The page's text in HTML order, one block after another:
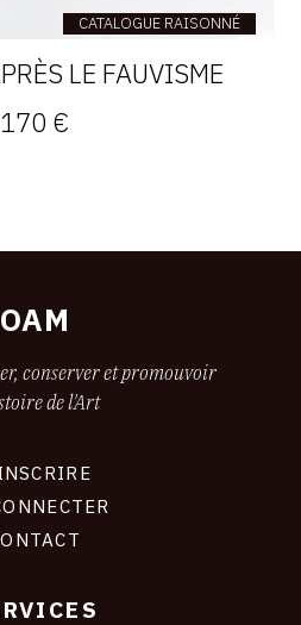
CATALOGUE RAISONNÉ
LE FAUVISME
170 €
OAM
conserver et promouvoir
de l'Art